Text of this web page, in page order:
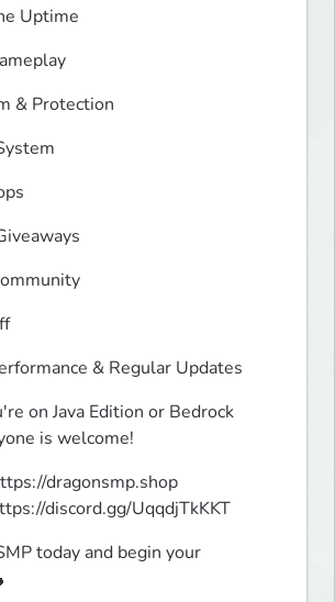
Uptime
& Protection
& Regular Updates
on Java Edition or Bedrock
is welcome!
dragonsmp.shop
discord.gg/UqqdjTkKKT
today and begin your